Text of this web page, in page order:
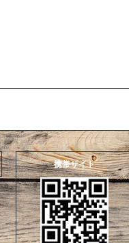
携帯サイト